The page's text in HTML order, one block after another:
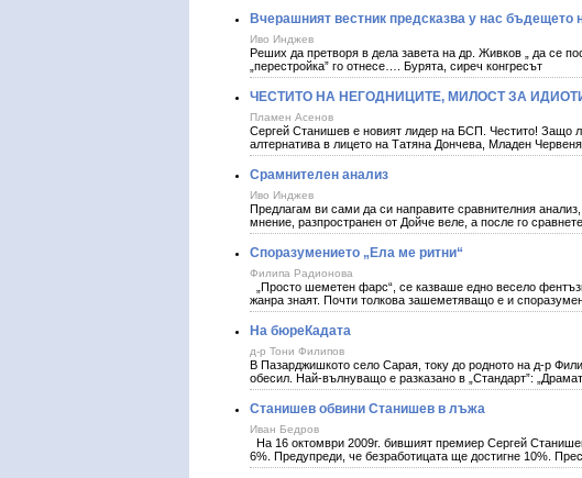
Вчерашният вестник предсказва у нас бъдещето
Иво Инджев
Реших да претворя в дела завета на др. Живков „ да се
„перестройка” го отнесе…. Бурята, сиреч конгресът
ЧЕСТИТО НА НЕГОДНИЦИТЕ, МИЛОСТ ЗА
Пламен Асенов
Сергей Станишев е новият лидер на БСП. Честито! Защо
алтернатива в лицето на Татяна Дончева, Младен
Срамнителен анализ
Иво Инджев
Предлагам ви сами да си направите сравнителния
мнение, разпространен от Дойче веле, а после го
Споразумението „Ела ме ритни“
Филипа Радионова
„Просто шеметен фарс“, се казваше едно весело
жанра знаят. Почти толкова зашеметяващо е и
На бюреКадата
д-р Тони Филипов
В Пазарджишкото село Сарая, току до родното на д-р
обесил. Най-вълнуващо е разказано в „Стандарт”:
Станишев обвини Станишев в лъжа
Иван Бедров
На 16 октомври 2009г. бившият премиер Сергей
6%. Предупреди, че безработицата ще достигне 10%.